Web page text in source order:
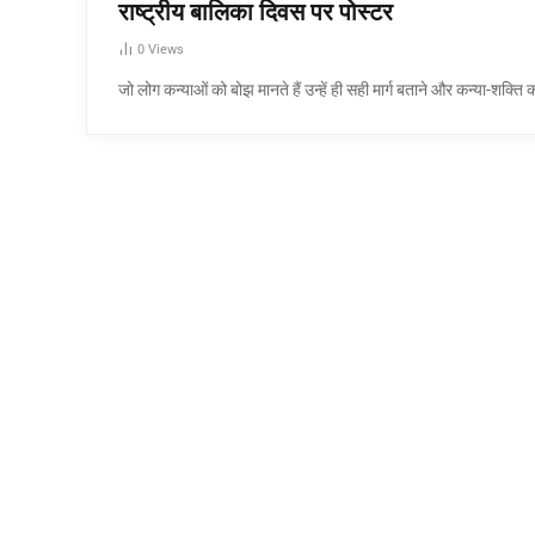
राष्ट्रीय बालिका दिवस पर पोस्टर
0 Views
जो लोग कन्याओं को बोझ मानते हैं उन्हें ही सही मार्ग बताने और कन्या-शक्ति